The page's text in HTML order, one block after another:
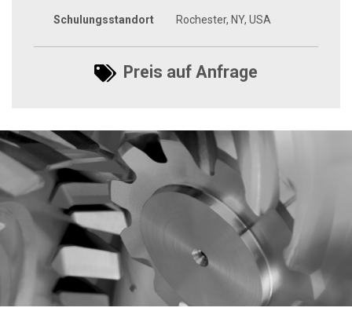
Schulungsstandort
Rochester, NY, USA
Preis auf Anfrage